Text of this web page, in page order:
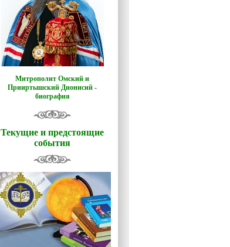
Митрополит Омский и
Прииртышский Дионисий -
биография
Текущие и предстоящие
события